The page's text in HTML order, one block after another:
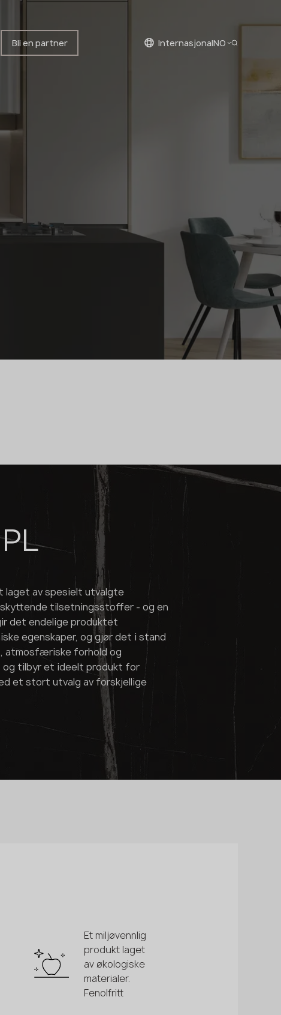
Bli en partner internasjonalNO
laget av spesielt utvalgte
tilsetningsstoffer - og en
det endelige produktet
egenskaper, og gjør det i stand
atmosfæriske forhold og
og tilbyr et ideelt produkt for
et stort utvalg av forskjellige
Et miljøvennlig
produkt laget
av økologiske
materialer.
Fenolfritt